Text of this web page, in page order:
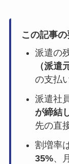
この記事の
派遣の
（派遣
の支払
派遣社
が締結
先の直
割増率
35%、